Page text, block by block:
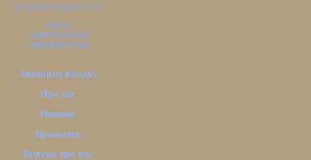
pilgrimsua@gmail.com
VIBER
+380975454255
+380502655542
Замовити поїздку
Про нас
Новини
Враження
Відгуки про нас